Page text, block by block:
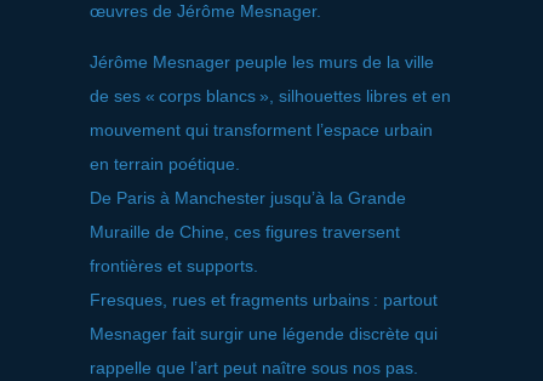
œuvres de Jérôme Mesnager.
Jérôme Mesnager peuple les murs de la ville
de ses « corps blancs », silhouettes libres et en
mouvement qui transforment l’espace urbain
en terrain poétique.
De Paris à Manchester jusqu’à la Grande
Muraille de Chine, ces figures traversent
frontières et supports.
Fresques, rues et fragments urbains : partout
Mesnager fait surgir une légende discrète qui
rappelle que l’art peut naître sous nos pas.